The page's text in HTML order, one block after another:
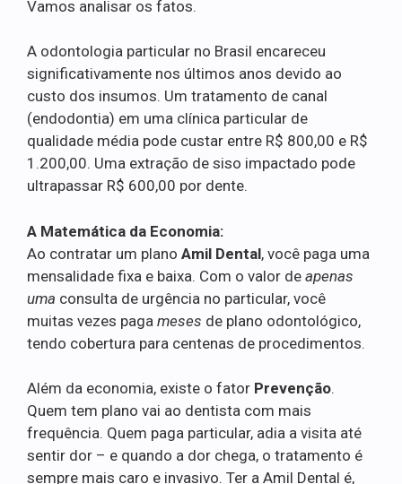
Vamos analisar os fatos.
A odontologia particular no Brasil encareceu
significativamente nos últimos anos devido ao
custo dos insumos. Um tratamento de canal
(endodontia) em uma clínica particular de
qualidade média pode custar entre R$ 800,00 e R$
1.200,00. Uma extração de siso impactado pode
ultrapassar R$ 600,00 por dente.
A Matemática da Economia:
Ao contratar um plano Amil Dental, você paga uma
mensalidade fixa e baixa. Com o valor de apenas
uma consulta de urgência no particular, você
muitas vezes paga meses de plano odontológico,
tendo cobertura para centenas de procedimentos.
Além da economia, existe o fator Prevenção.
Quem tem plano vai ao dentista com mais
frequência. Quem paga particular, adia a visita até
sentir dor – e quando a dor chega, o tratamento é
sempre mais caro e invasivo. Ter a Amil Dental é,